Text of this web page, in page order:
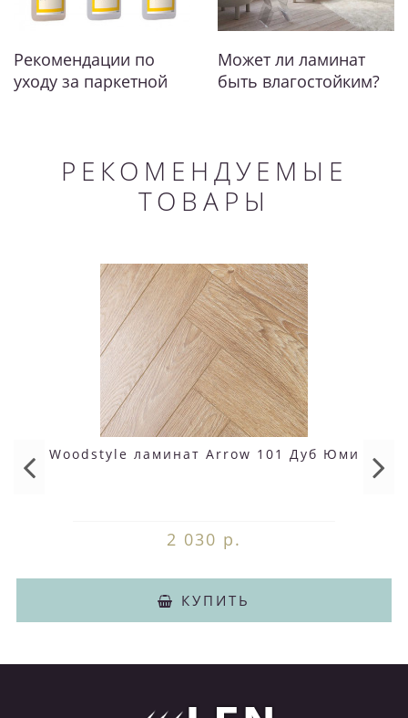
Рекомендации по
уходу за паркетной
Может ли ламинат
быть влагостойким?
РЕКОМЕНДУЕМЫЕ
ТОВАРЫ
Woodstyle ламинат Arrow 101 Дуб Юми
2 030 р.
КУПИТЬ